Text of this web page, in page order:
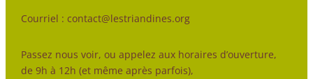
Courriel : contact@lestriandines.org
Passez nous voir, ou appelez aux horaires d’ouverture,
de 9h à 12h (et même après parfois),